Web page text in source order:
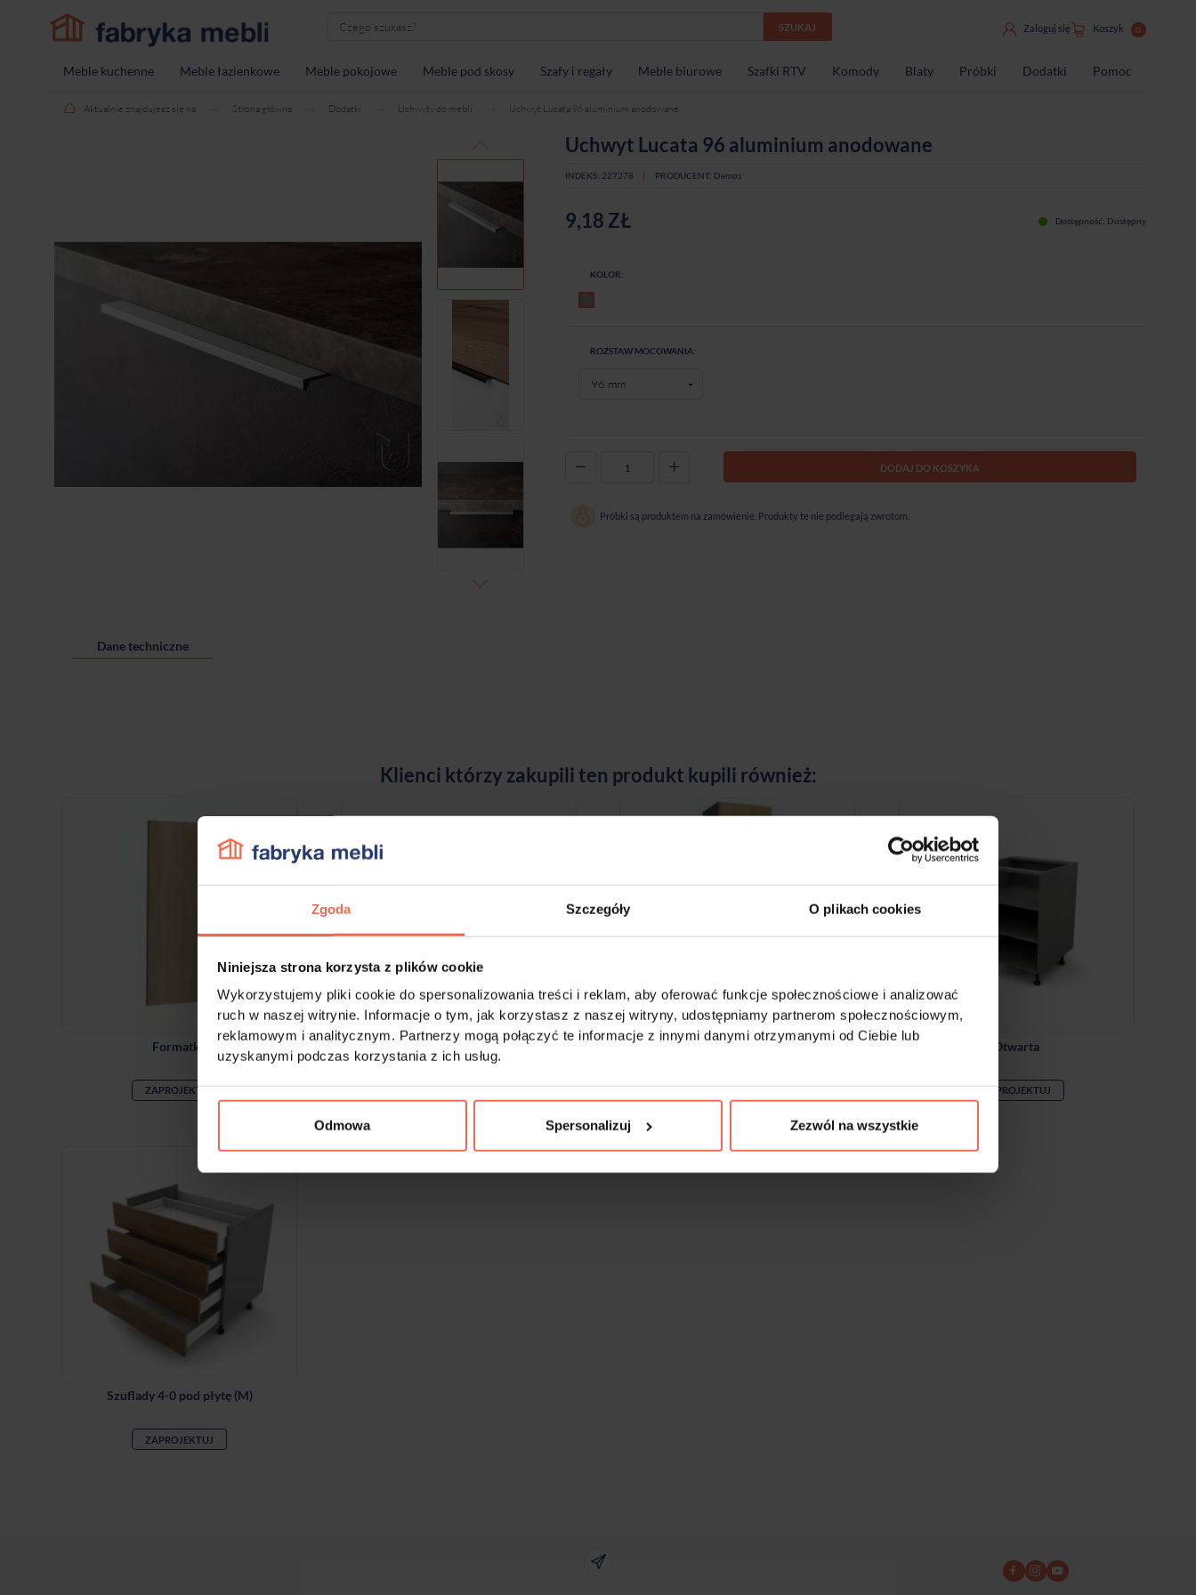
Zgoda Szczegóły O plikach cookies
Niniejsza strona korzysta z plików cookie
Wykorzystujemy pliki cookie do spersonalizowania treści i reklam, aby oferować funkcje społecznościowe i analizować
ruch w naszej witrynie. Informacje o tym, jak korzystasz z naszej witryny, udostępniamy partnerom społecznościowym,
reklamowym i analitycznym. Partnerzy mogą połączyć te informacje z innymi danymi otrzymanymi od Ciebie lub
uzyskanymi podczas korzystania z ich usług.
Odmowa Spersonalizuj Zezwól na wszystkie
SZUKAJ Zaloguj się Koszyk 0
Meble kuchenne Meble łazienkowe Meble pokojowe Meble pod skosy Szafy i regały Meble biurowe Szafki RTV Komody Blaty Próbki Dodatki Pomoc
Aktualnie znajdujesz się na Strona główna Dodatki Uchwyty do mebli Uchwyt Lucata 96 aluminium anodowane
Uchwyt Lucata 96 aluminium anodowane
INDEKS: 227278 PRODUCENT: Demos
Dostępność: Dostępny
9,18 ZŁ
KOLOR:
ROZSTAW MOCOWANIA:
DODAJ DO KOSZYKA
Próbki są produktem na zamówienie. Produkty te nie podlegają zwrotom.
Dane techniczne
Klienci którzy zakupili ten produkt kupili również:
Formatka
ZAPROJEKTUJ
Standardowa
ZAPROJEKTUJ
Zabudowa piekarnika mikrofalówki
ZAPROJEKTUJ
Otwarta
ZAPROJEKTUJ
Szuflady 4-0 pod płytę (M)
ZAPROJEKTUJ